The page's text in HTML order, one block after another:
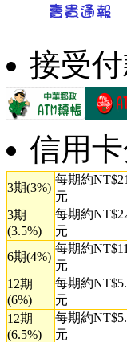
接受
信用
3期(3%)
每期約
元
3期
(3.5%)
每期約
元
6期(4%)
每期約
元
12期
(6%)
每期約
元
12期
(6.5%)
每期約
元